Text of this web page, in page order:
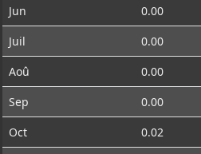
Jun
0.00
Juil
0.00
Aoû
0.00
Sep
0.00
Oct
0.02